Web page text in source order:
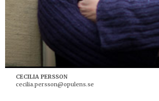
CECILIA PERSSON
cecilia.persson@opulens.se